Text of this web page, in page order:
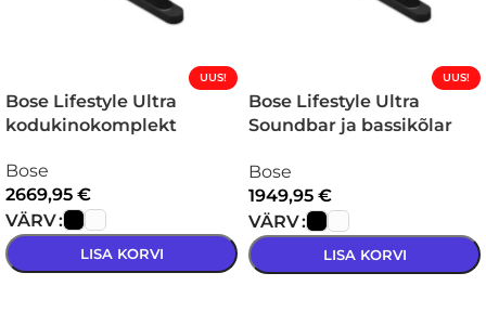
UUS!
Bose Lifestyle Ultra
kodukinokomplekt
Bose
2669,95 €
VÄRV
LISA KORVI
UUS!
Bose Lifestyle Ultra
Soundbar ja bassikõlar
Bose
1949,95 €
VÄRV
LISA KORVI